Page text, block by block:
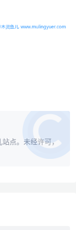
站点。未经许可，